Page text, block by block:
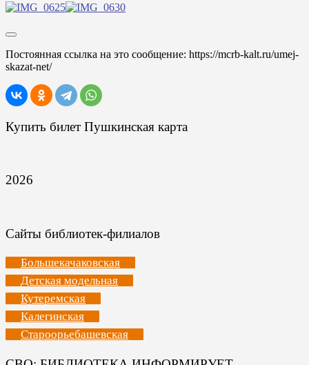
Постоянная ссылка на это сообщение: https://mcrb-kalt.ru/umej-
skazat-net/
Купить билет Пушкинская карта
2026
Сайты библиотек-филиалов
Большекачаковская
Детская модельная
Кутеремская
Калегинская
Староорьебашевская